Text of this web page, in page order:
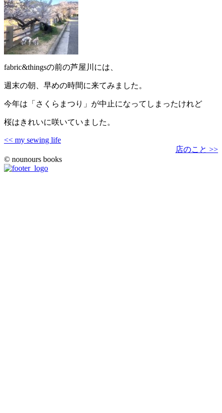
fabric&thingsの前の芦屋川には、
週末の朝、早めの時間に来てみました。
今年は「さくらまつり」が中止になってしまったけれど
桜はきれいに咲いていました。
<< my sewing life
店のこと >>
© nounours books